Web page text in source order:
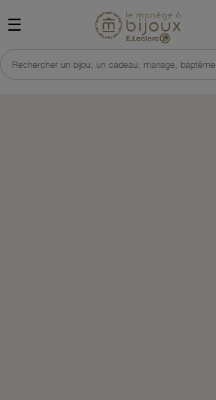
☰
Rechercher un bijou, un cadeau, mariage,